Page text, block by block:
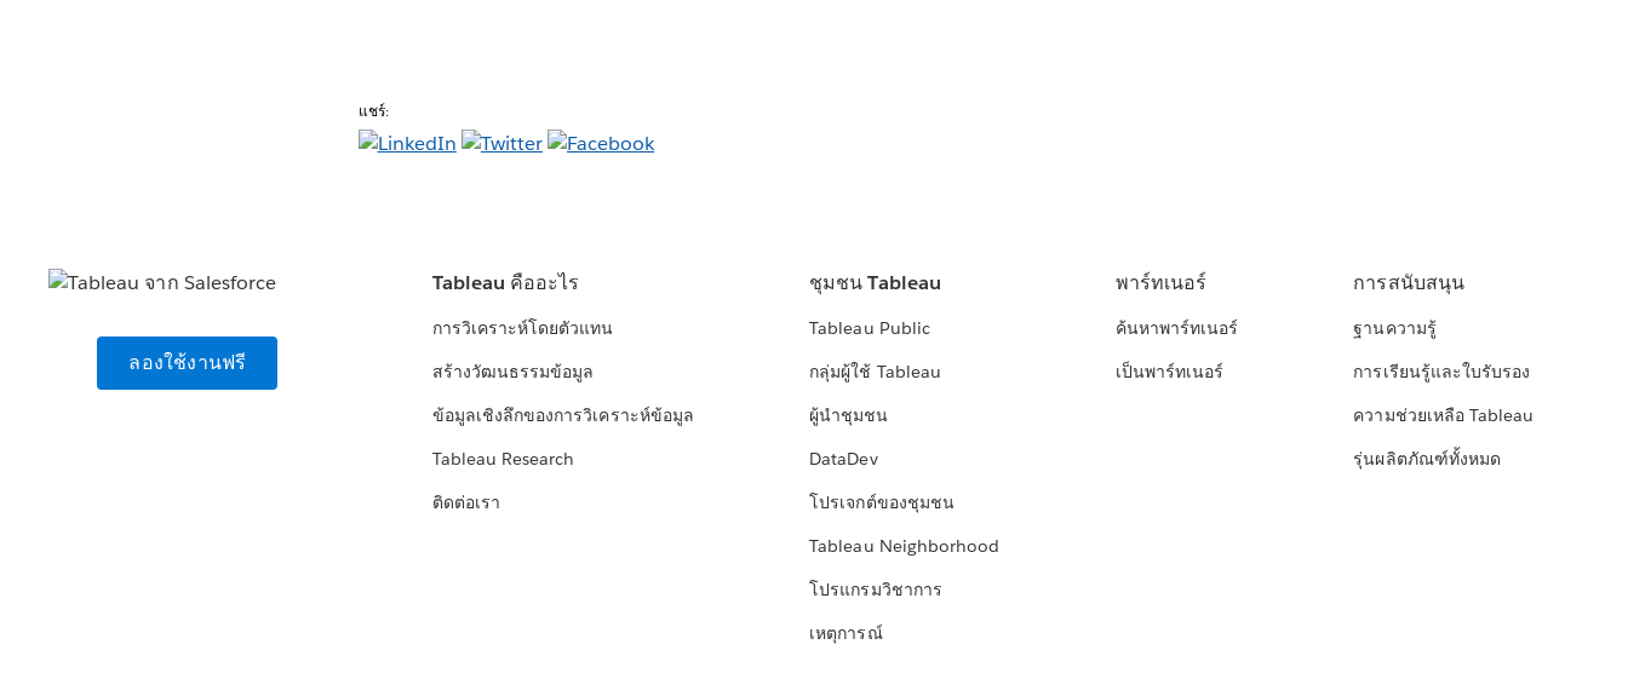
แชร์:
ลองใช้งานฟรี
Tableau คืออะไร
การวิเคราะห์โดยตัวแทน
สร้างวัฒนธรรมข้อมูล
ข้อมูลเชิงลึกของการวิเคราะห์ข้อมูล
Tableau Research
ติดต่อเรา
ชุมชน Tableau
Tableau Public
กลุ่มผู้ใช้ Tableau
ผู้นำชุมชน
DataDev
โปรเจกต์ของชุมชน
Tableau Neighborhood
โปรแกรมวิชาการ
เหตุการณ์
พาร์ทเนอร์
ค้นหาพาร์ทเนอร์
เป็นพาร์ทเนอร์
การสนับสนุน
ฐานความรู้
การเรียนรู้และใบรับรอง
ความช่วยเหลือ Tableau
รุ่นผลิตภัณฑ์ทั้งหมด